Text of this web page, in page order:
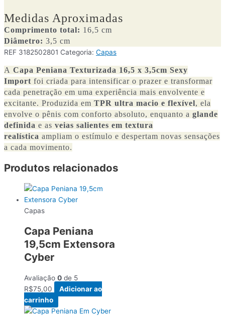
Medidas Aproximadas
Comprimento total: 16,5 cm
Diâmetro: 3,5 cm
REF 3182502801 Categoria: Capas
A Capa Peniana Texturizada 16,5 x 3,5cm Sexy
Import foi criada para intensificar o prazer e transformar
cada penetração em uma experiência mais envolvente e
excitante. Produzida em TPR ultra macio e flexível, ela
envolve o pênis com conforto absoluto, enquanto a glande
definida e as veias salientes em textura
realística ampliam o estímulo e despertam novas sensações
a cada movimento.
Produtos relacionados
Capas
Capa Peniana
19,5cm Extensora
Cyber
Avaliação 0 de 5
R$75,00
Adicionar ao
carrinho